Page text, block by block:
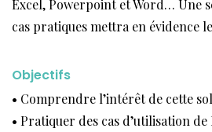
Excel, Powerpoint et Word… Une
cas pratiques mettra en évidence
Objectifs
• Comprendre l’intérêt de cette
• Pratiquer des cas d’utilisation